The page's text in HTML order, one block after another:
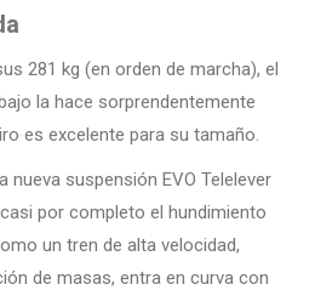
281 kg (en orden de marcha), el
la hace sorprendentemente
es excelente para su tamaño.
nueva suspensión EVO Telelever
por completo el hundimiento
un tren de alta velocidad,
de masas, entra en curva con